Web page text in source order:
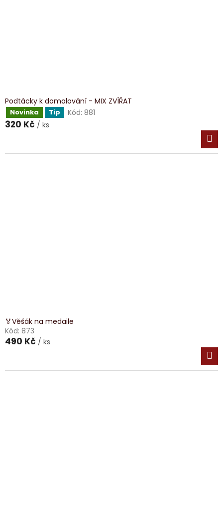
Podtácky k domalování - MIX ZVÍŘAT
Novinka Tip Kód: 881
320 Kč / ks
🏅Věšák na medaile
Kód: 873
490 Kč / ks